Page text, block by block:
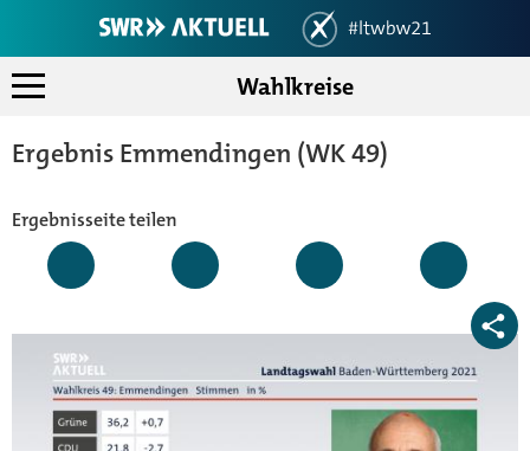
Wahlkreise
Koalitionsrechner
Wahlkreise
Mein Ort
Analysen
Landtagswahlen 2021 in
Ergebnis Emmendingen (WK 49)
Ergebnisseite teilen